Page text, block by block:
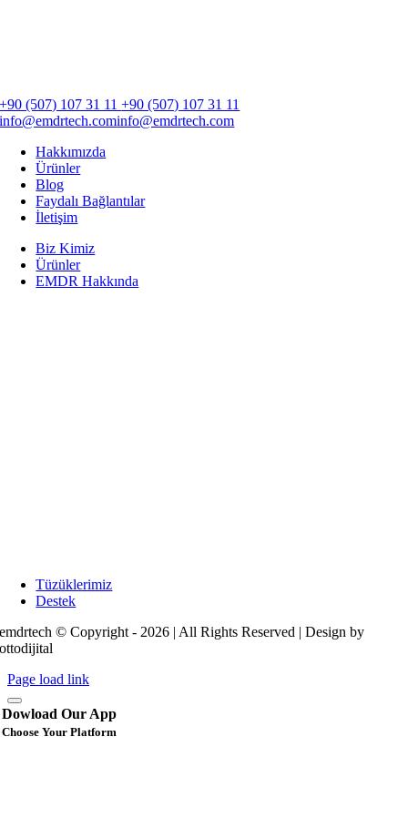
+90 (507) 107 31 11+90 (507) 107 31 11
info@emdrtech.cominfo@emdrtech.com
Hakkımızda
Ürünler
Blog
Faydalı Bağlantılar
İletişim
Biz Kimiz
Ürünler
EMDR Hakkında
Tüzüklerimiz
Destek
emdrtech © Copyright - 2026 | All Rights Reserved | Design by
ottodijital
Page load link
Dowload Our App
Choose Your Platform